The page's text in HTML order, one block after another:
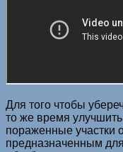
Для того чтобы
то же время
пораженные участки
предназначенным